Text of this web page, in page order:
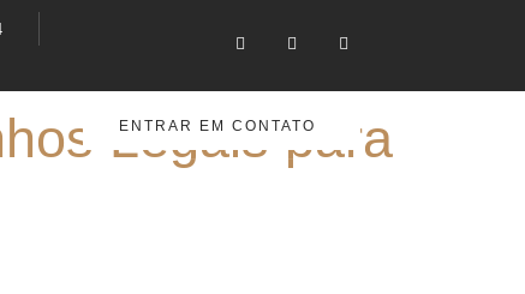
ENTRAR EM CONTATO
Legais para